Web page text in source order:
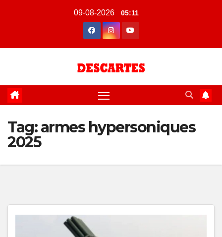
09-08-2026 05:11
Tag:armes hypersoniques
2025